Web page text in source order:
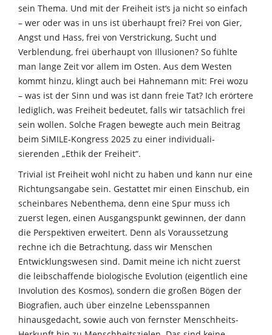
sein Thema. Und mit der Freiheit ist‘s ja nicht so einfach
– wer oder was in uns ist überhaupt frei? Frei von Gier,
Angst und Hass, frei von Verstrickung, Sucht und
Verblendung, frei überhaupt von Illusionen? So fühlte
man lange Zeit vor allem im Osten. Aus dem Westen
kommt hinzu, klingt auch bei Hahnemann mit: Frei wozu
– was ist der Sinn und was ist dann freie Tat? Ich erörtere
lediglich, was Freiheit bedeutet, falls wir tatsächlich frei
sein wollen. Solche Fragen bewegte auch mein Beitrag
beim SiMILE-Kongress 2025 zu einer individuali-
sierenden „Ethik der Freiheit“.
Trivial ist Freiheit wohl nicht zu haben und kann nur eine
Richtungsangabe sein. Gestattet mir einen Einschub, ein
scheinbares Nebenthema, denn eine Spur muss ich
zuerst legen, einen Ausgangspunkt gewinnen, der dann
die Perspektiven erweitert. Denn als Voraussetzung
rechne ich die Betrachtung, dass wir Menschen
Entwicklungswesen sind. Damit meine ich nicht zuerst
die leibschaffende biologische Evolution (eigentlich eine
Involution des Kosmos), sondern die großen Bögen der
Biografien, auch über einzelne Lebensspannen
hinausgedacht, sowie auch von fernster Menschheits-